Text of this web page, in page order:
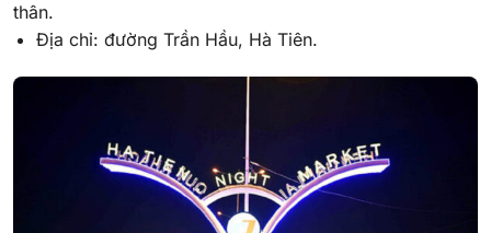
thân.
Địa chỉ: đường Trần Hầu, Hà Tiên.